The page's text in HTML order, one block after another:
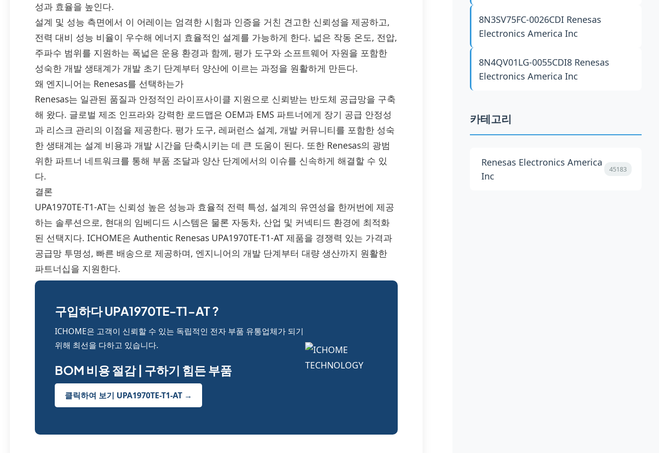
성과 효율을 높인다.
설계 및 성능 측면에서 이 어레이는 엄격한 시험과 인증을 거친 견고한 신뢰성을 제공하고,
전력 대비 성능 비율이 우수해 에너지 효율적인 설계를 가능하게 한다. 넓은 작동 온도, 전압,
주파수 범위를 지원하는 폭넓은 운용 환경과 함께, 평가 도구와 소프트웨어 자원을 포함한
성숙한 개발 생태계가 개발 초기 단계부터 양산에 이르는 과정을 원활하게 만든다.
왜 엔지니어는 Renesas를 선택하는가
Renesas는 일관된 품질과 안정적인 라이프사이클 지원으로 신뢰받는 반도체 공급망을 구축
해 왔다. 글로벌 제조 인프라와 강력한 로드맵은 OEM과 EMS 파트너에게 장기 공급 안정성
과 리스크 관리의 이점을 제공한다. 평가 도구, 레퍼런스 설계, 개발 커뮤니티를 포함한 성숙
한 생태계는 설계 비용과 개발 시간을 단축시키는 데 큰 도움이 된다. 또한 Renesas의 광범
위한 파트너 네트워크를 통해 부품 조달과 양산 단계에서의 이슈를 신속하게 해결할 수 있
다.
결론
UPA1970TE-T1-AT는 신뢰성 높은 성능과 효율적 전력 특성, 설계의 유연성을 한꺼번에 제공
하는 솔루션으로, 현대의 임베디드 시스템은 물론 자동차, 산업 및 커넥티드 환경에 최적화
된 선택지다. ICHOME은 Authentic Renesas UPA1970TE-T1-AT 제품을 경쟁력 있는 가격과
공급망 투명성, 빠른 배송으로 제공하며, 엔지니어의 개발 단계부터 대량 생산까지 원활한
파트너십을 지원한다.
구입하다 UPA1970TE-T1-AT ?
ICHOME은 고객이 신뢰할 수 있는 독립적인 전자 부품 유통업체가 되기
위해 최선을 다하고 있습니다.
BOM 비용 절감 | 구하기 힘든 부품
클릭하여 보기 UPA1970TE-T1-AT →
8N3SV75FC-0026CDI Renesas
Electronics America Inc
8N4QV01LG-0055CDI8 Renesas
Electronics America Inc
카테고리
Renesas Electronics America
Inc
45183